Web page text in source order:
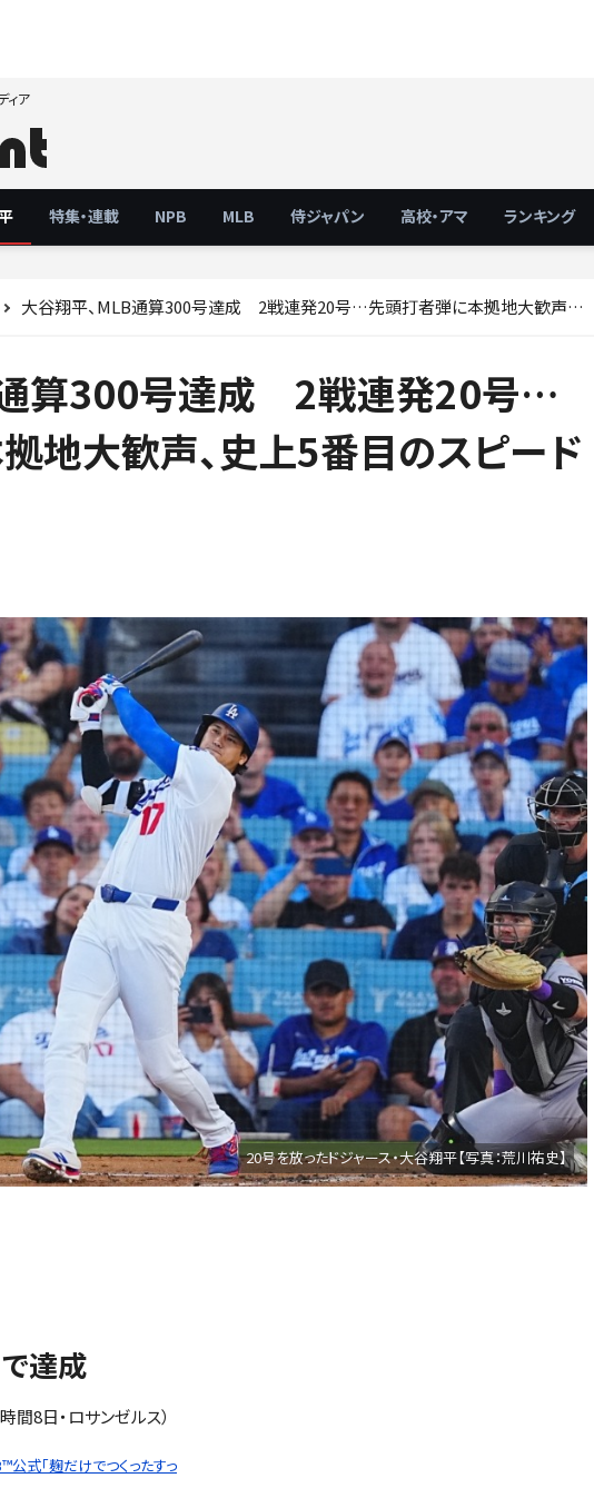
ィア
特集・連載 NPB MLB 侍ジャパン 高校・アマ ランキング
大谷翔平、MLB通算300号達成 2戦連発20号…先頭打者弾に本拠地大歓声、史上5番目のスピード記録
通算300号達成 2戦連発20号…
地大歓声、史上5番目のスピード
20号を放ったドジャース・大谷翔平【写真：荒川祐史】
達成
間8日・ロサンゼルス）
式「麹だけでつくったすっ